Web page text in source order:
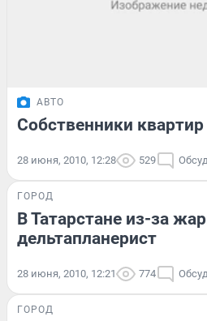
АВТО
Собственники
28 июня, 2010, 12:28 529
ГОРОД
В Татарстане из-за
дельтапланерист
28 июня, 2010, 12:21 774
ГОРОД